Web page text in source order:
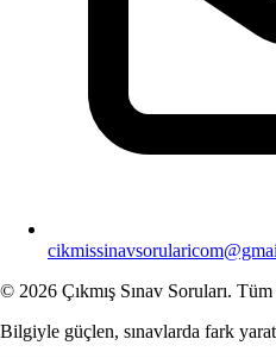
© 2026 Çıkmış Sınav Soruları. Tüm
Bilgiyle güçlen, sınavlarda fark